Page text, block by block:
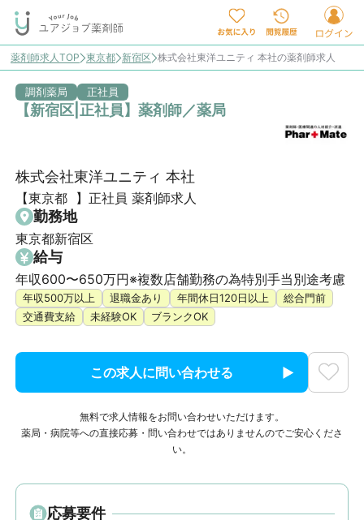
薬剤師求人TOP 東京都 新宿区 株式会社東洋ユニティ 本社の薬剤師求人
調剤薬局 正社員
【新宿区|正社員】薬剤師／薬局
株式会社東洋ユニティ 本社
【東京都  】正社員 薬剤師求人
勤務地
東京都新宿区
給与
年収600〜650万円※複数店舗勤務の為特別手当別途考慮
年収500万以上 退職金あり 年間休日120日以上
総合門前
交通費支給
未経験OK ブランクOK
この求人に問い合わせる
無料で求人情報をお問い合わせいただけます。
薬局・病院等への直接応募・問い合わせではありませんのでご安心くださ
い。
応募要件